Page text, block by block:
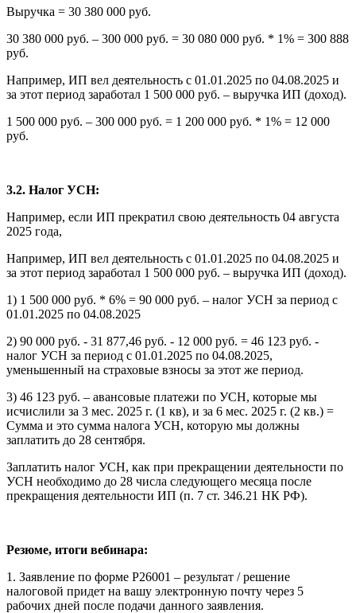
Выручка = 30 380 000 руб.
30 380 000 руб. – 300 000 руб. = 30 080 000 руб. * 1% = 300 888
руб.
Например, ИП вел деятельность с 01.01.2025 по 04.08.2025 и
за этот период заработал 1 500 000 руб. – выручка ИП (доход).
1 500 000 руб. – 300 000 руб. = 1 200 000 руб. * 1% = 12 000
руб.
3.2. Налог УСН:
Например, если ИП прекратил свою деятельность 04 августа
2025 года,
Например, ИП вел деятельность с 01.01.2025 по 04.08.2025 и
за этот период заработал 1 500 000 руб. – выручка ИП (доход).
1) 1 500 000 руб. * 6% = 90 000 руб. – налог УСН за период с
01.01.2025 по 04.08.2025
2) 90 000 руб. - 31 877,46 руб. - 12 000 руб. = 46 123 руб. -
налог УСН за период с 01.01.2025 по 04.08.2025,
уменьшенный на страховые взносы за этот же период.
3) 46 123 руб. – авансовые платежи по УСН, которые мы
исчислили за 3 мес. 2025 г. (1 кв), и за 6 мес. 2025 г. (2 кв.) =
Сумма и это сумма налога УСН, которую мы должны
заплатить до 28 сентября.
Заплатить налог УСН, как при прекращении деятельности по
УСН необходимо до 28 числа следующего месяца после
прекращения деятельности ИП (п. 7 ст. 346.21 НК РФ).
Резюме, итоги вебинара:
1. Заявление по форме Р26001 – результат / решение
налоговой придет на вашу электронную почту через 5
рабочих дней после подачи данного заявления.